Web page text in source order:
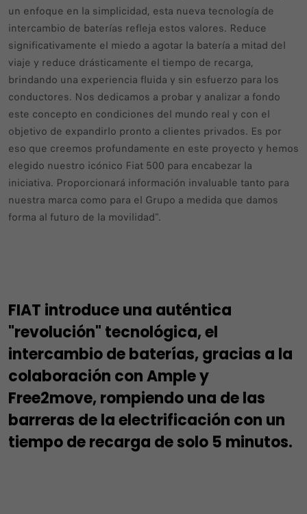
un enfoque en la simplicidad, esta nueva tecnología de
intercambio de baterías refleja estos valores. Reduce
significativamente el miedo a agotar la batería a mitad del
viaje y reduce drásticamente el tiempo de recarga,
brindando una experiencia fluida y sin esfuerzo para los
conductores. Nos dedicamos a probar y analizar a fondo
este concepto en condiciones del mundo real y con el
objetivo de expandirlo pronto a clientes privados. Es por
eso que creemos profundamente en este proyecto y hemos
elegido nuestro icónico Fiat 500 para encabezar la
iniciativa. Proporcionará información invaluable tanto para
nuestra marca como para el Grupo a medida que damos
forma al futuro de la movilidad".
FIAT introduce una auténtica
"revolución" tecnológica, el
intercambio de baterías, gracias a la
colaboración con Ample y
Free2move, rompiendo una de las
barreras de la electrificación con un
tiempo de recarga de solo 5 minutos.